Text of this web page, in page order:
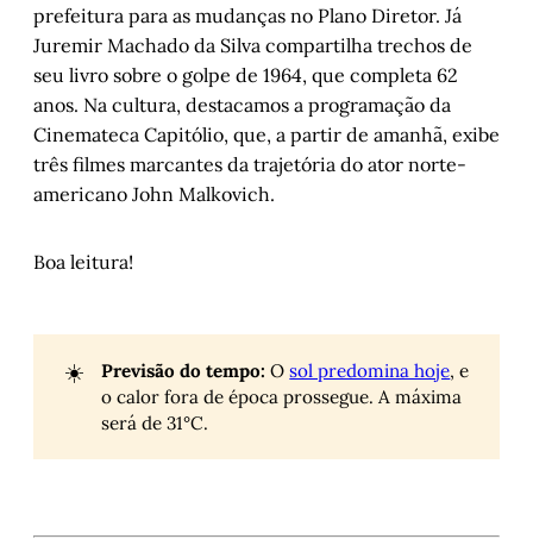
prefeitura para as mudanças no Plano Diretor. Já
Juremir Machado da Silva compartilha trechos de
seu livro sobre o golpe de 1964, que completa 62
anos. Na cultura, destacamos a programação da
Cinemateca Capitólio, que, a partir de amanhã, exibe
três filmes marcantes da trajetória do ator norte-
americano John Malkovich.
Boa leitura!
☀️ Previsão do tempo: Osol predomina hoje, e
o calor fora de época prossegue. A máxima
será de 31°C.